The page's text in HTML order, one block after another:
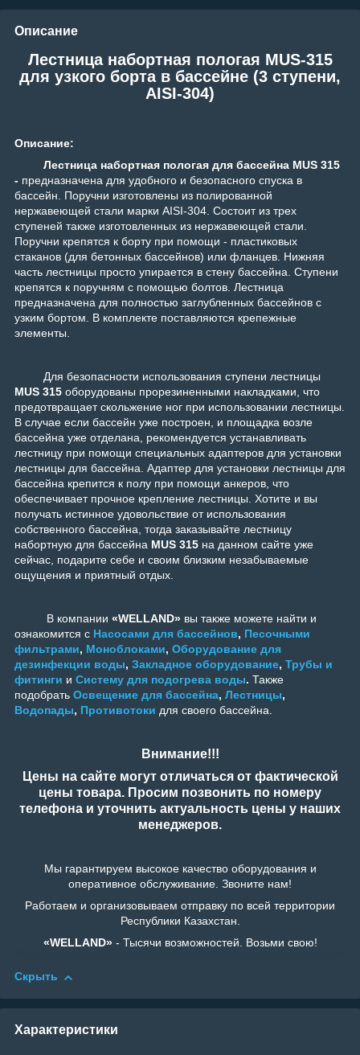
Описание
Лестница набортная пологая MUS-315
для узкого борта в бассейне (3 ступени,
AISI-304)
Описание:
Лестница набортная пологая для бассейна MUS 315
- предназначена для удобного и безопасного спуска в
бассейн. Поручни изготовлены из полированной
нержавеющей стали марки AISI-304. Состоит из трех
ступеней также изготовленных из нержавеющей стали.
Поручни крепятся к борту при помощи - пластиковых
стаканов (для бетонных бассейнов) или фланцев. Нижняя
часть лестницы просто упирается в стену бассейна. Ступени
крепятся к поручням с помощью болтов. Лестница
предназначена для полностью заглубленных бассейнов с
узким бортом. В комплекте поставляются крепежные
элементы.
Для безопасности использования ступени лестницы
MUS 315 оборудованы прорезиненными накладками, что
предотвращает скольжение ног при использовании лестницы.
В случае если бассейн уже построен, и площадка возле
бассейна уже отделана, рекомендуется устанавливать
лестницу при помощи специальных адаптеров для установки
лестницы для бассейна. Адаптер для установки лестницы для
бассейна крепится к полу при помощи анкеров, что
обеспечивает прочное крепление лестницы. Хотите и вы
получать истинное удовольствие от использования
собственного бассейна, тогда заказывайте лестницу
набортную для бассейна MUS 315 на данном сайте уже
сейчас, подарите себе и своим близким незабываемые
ощущения и приятный отдых.
В компании «WELLAND» вы также можете найти и
ознакомится с Насосами для бассейнов, Песочными
фильтрами, Моноблоками, Оборудование для
дезинфекции воды, Закладное оборудование, Трубы и
фитинги и Систему для подогрева воды. Также
подобрать Освещение для бассейна, Лестницы,
Водопады, Противотоки для своего бассейна.
Внимание!!!
Цены на сайте могут отличаться от фактической
цены товара. Просим позвонить по номеру
телефона и уточнить актуальность цены у наших
менеджеров.
Мы гарантируем высокое качество оборудования и
оперативное обслуживание. Звоните нам!
Работаем и организовываем отправку по всей территории
Республики Казахстан.
«WELLAND»- Тысячи возможностей. Возьми свою!
Скрыть
Характеристики